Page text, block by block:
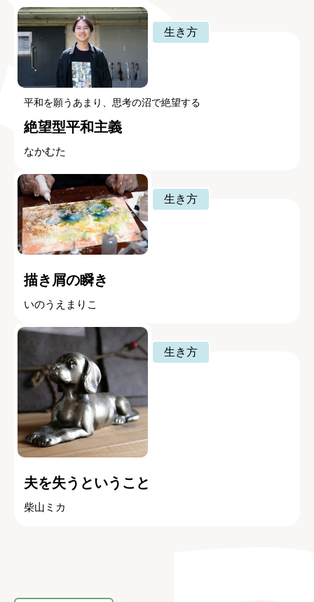
生き方
平和を願うあまり、思考の沼で絶望する
絶望型平和主義
なかむた
生き方
描き屑の瞬き
いのうえまりこ
生き方
夫を失うということ
柴山ミカ